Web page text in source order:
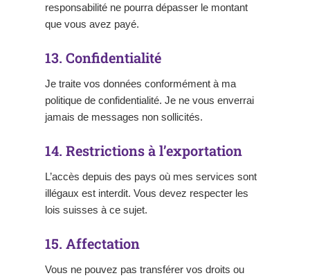
responsabilité ne pourra dépasser le montant
que vous avez payé.
13. Confidentialité
Je traite vos données conformément à ma
politique de confidentialité. Je ne vous enverrai
jamais de messages non sollicités.
14. Restrictions à l’exportation
L’accès depuis des pays où mes services sont
illégaux est interdit. Vous devez respecter les
lois suisses à ce sujet.
15. Affectation
Vous ne pouvez pas transférer vos droits ou